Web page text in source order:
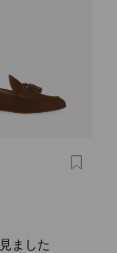
ました